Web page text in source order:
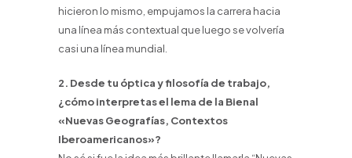
hicieron lo mismo, empujamos la carrera hacia
una línea más contextual que luego se volvería
casi una línea mundial.
2. Desde tu óptica y filosofía de trabajo,
¿cómo interpretas el lema de la Bienal
«Nuevas Geografías, Contextos
Iberoamericanos»?